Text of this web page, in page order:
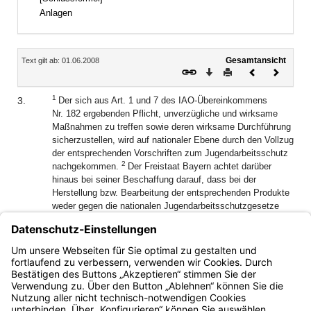
Anlagen
Inhalt
Text gilt ab: 01.06.2008
Gesamtansicht
Download
DruckenVorheriges
3. 1 Der sich aus Art. 1 und 7 des IAO-Übereinkommens
Nr. 182 ergebenden Pflicht, unverzügliche und wirksame
Maßnahmen zu treffen sowie deren wirksame Durchführung
sicherzustellen, wird auf nationaler Ebene durch den Vollzug
der entsprechenden Vorschriften zum Jugendarbeitsschutz
nachgekommen. 2 Der Freistaat Bayern achtet darüber
hinaus bei seiner Beschaffung darauf, dass bei der
Herstellung bzw. Bearbeitung der entsprechenden Produkte
weder gegen die nationalen Jugendarbeitsschutzgesetze
Geltungsbereichs des Grundgesetzes zur Umsetzung des
IAO-Übereinkommens Nr. 182 erlassen wurden oder die
sonst dem Schutz vor ausbeuterischer Kinderarbeit dienen.
Bayern.de